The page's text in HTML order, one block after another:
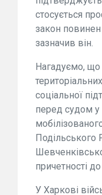
стосується
закон повинен
зазначив він.
Нагадуємо, що
соціальної
перед судом у
Подільського
причетності
У Харкові